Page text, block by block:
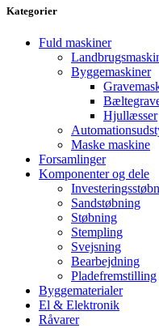
Kategorier
Fuld maskiner
Byggemaskiner
Hjullæsser
Maske maskine
Forsamlinger
Komponenter og dele
Sandstøbning
Støbning
Stempling
Svejsning
Bearbejdning
Pladefremstilling
Byggematerialer
El & Elektronik
Råvarer